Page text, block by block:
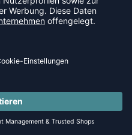
- Spare bis zu 65%